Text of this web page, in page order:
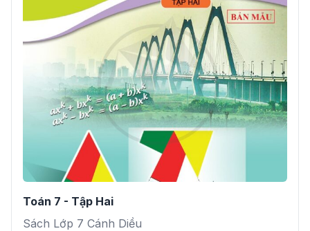
Toán 7 - Tập Hai
Sách Lớp 7 Cánh Diều